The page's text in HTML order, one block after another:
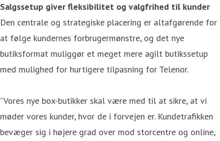
Salgssetup giver fleksibilitet og valgfrihed til kunder
Den centrale og strategiske placering er altafgørende for
at følge kundernes forbrugermønstre, og det nye
butiksformat muliggør et meget mere agilt butikssetup
med mulighed for hurtigere tilpasning for Telenor.
”Vores nye box-butikker skal være med til at sikre, at vi
møder vores kunder, hvor de i forvejen er. Kundetrafikken
bevæger sig i højere grad over mod storcentre og online,